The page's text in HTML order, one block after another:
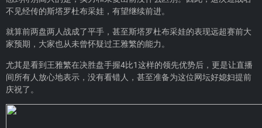
不见经传的斯塔罗杜布采娃，有望继续前进。
就算前两盘两人战成了平手，甚至斯塔罗杜布采娃的表现远超赛前大
家预期，大家也从未曾怀疑过王雅繁的能力。
尤其是看到王雅繁在决胜盘手握4比1这样的领先优势后，更是让直播
间所有人放心地表示，没有看错人，甚至准备为这位网坛好媳妇提前
庆祝了。